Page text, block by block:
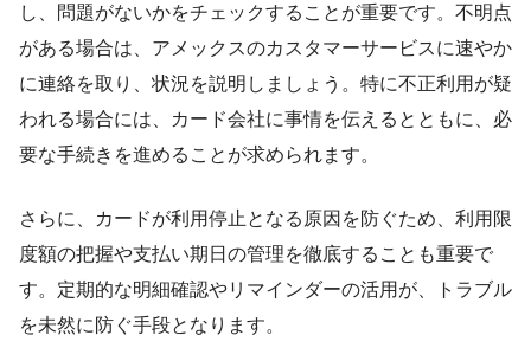
し、問題がないかをチェックすることが重要です。不明点
がある場合は、アメックスのカスタマーサービスに速やか
に連絡を取り、状況を説明しましょう。特に不正利用が疑
われる場合には、カード会社に事情を伝えるとともに、必
要な手続きを進めることが求められます。
さらに、カードが利用停止となる原因を防ぐため、利用限
度額の把握や支払い期日の管理を徹底することも重要で
す。定期的な明細確認やリマインダーの活用が、トラブル
を未然に防ぐ手段となります。